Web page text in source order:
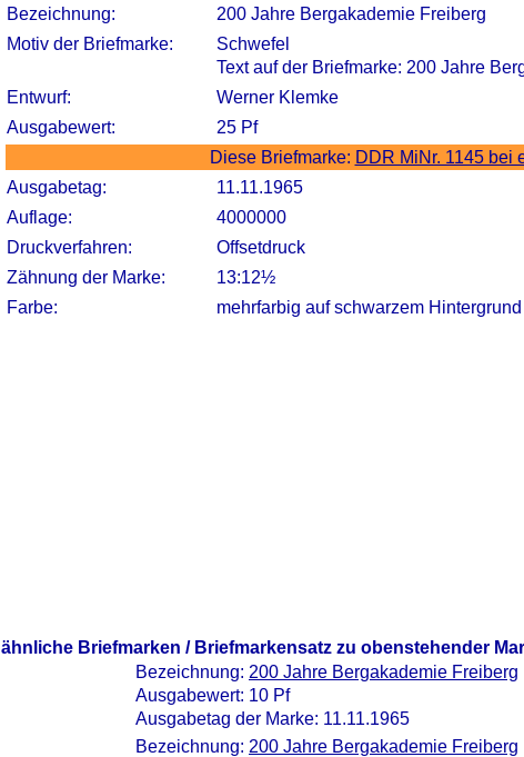
Bezeichnung:
200 Jahre Bergakademie Freiberg
Motiv der Briefmarke:
Schwefel
Text auf der Briefmarke: 200 Jahre
Entwurf:
Werner Klemke
Ausgabewert:
25 Pf
Diese Briefmarke: DDR MiNr. 1145 bei
Ausgabetag:
11.11.1965
Auflage:
4000000
Druckverfahren:
Offsetdruck
Zähnung der Marke:
13:12½
Farbe:
mehrfarbig auf schwarzem Hintergrund
ähnliche Briefmarken / Briefmarkensatz zu obenstehender
Bezeichnung: 200 Jahre Bergakademie Freiberg
Ausgabewert: 10 Pf
Ausgabetag der Marke: 11.11.1965
Bezeichnung: 200 Jahre Bergakademie Freiberg